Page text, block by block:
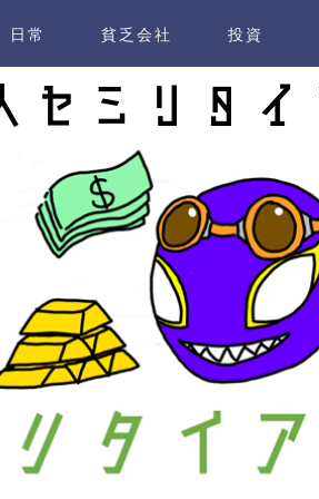
日常 貧乏会社 投資